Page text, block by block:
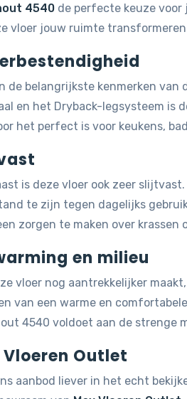
4540 de perfecte keuze
vloer jouw ruimte
de belangrijkste kenmerken
en het Dryback-legsysteem is
het perfect is voor keukens,
is deze vloer ook zeer
te zijn tegen dagelijks
zorgen te maken over krassen
en milieu
vloer nog aantrekkelijker
van een warme en
4540 voldoet aan de strenge
Vloeren Outlet
aanbod liever in het echt